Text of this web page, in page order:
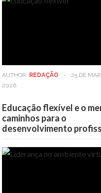
AUTHOR: REDAÇÃO -
25 DE
2026
Educação flexível e o
caminhos para o
desenvolvimento